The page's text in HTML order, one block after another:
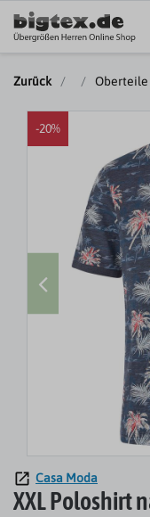
Zurück Oberteile
-20%
Casa Moda
XXL Poloshirt